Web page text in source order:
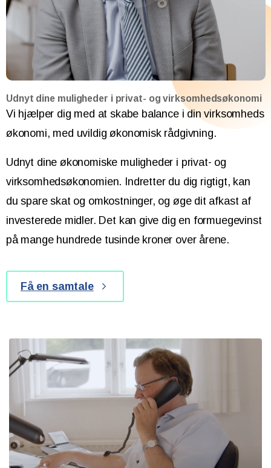
Udnyt dine muligheder i privat- og virksomhedsøkonomi
Vi hjælper dig med at skabe balance i din virksomheds
økonomi, med uvildig økonomisk rådgivning.
Udnyt dine økonomiske muligheder i privat- og
virksomhedsøkonomien. Indretter du dig rigtigt, kan
du spare skat og omkostninger, og øge dit afkast af
investerede midler. Det kan give dig en formuegevinst
på mange hundrede tusinde kroner over årene.
Få en samtale